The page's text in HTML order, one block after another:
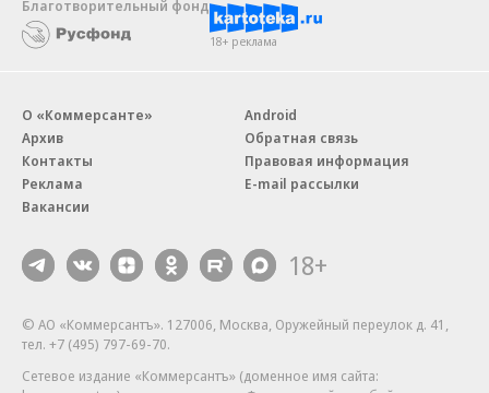
Благотворительный фонд
18+ реклама
О «Коммерсанте»
Архив
Контакты
Реклама
Вакансии
Android
Обратная связь
Правовая информация
E-mail рассылки
18+
© АО «Коммерсантъ». 127006, Москва, Оружейный переулок д. 41,
тел. +7 (495) 797-69-70.
Сетевое издание «Коммерсантъ» (доменное имя сайта: